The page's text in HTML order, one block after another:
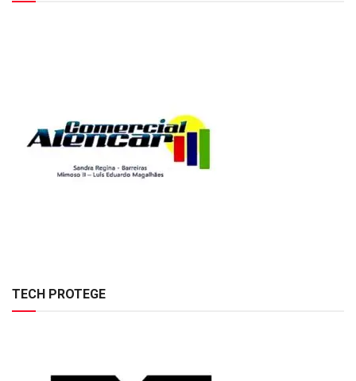
TECH PROTEGE